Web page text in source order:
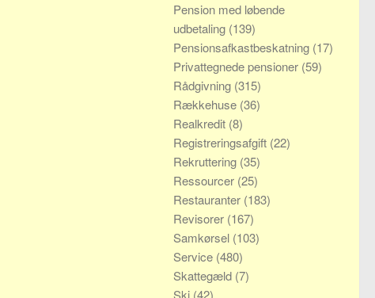
Pension med løbende
udbetaling (139)
Pensionsafkastbeskatning (17)
Privattegnede pensioner (59)
Rådgivning (315)
Rækkehuse (36)
Realkredit (8)
Registreringsafgift (22)
Rekruttering (35)
Ressourcer (25)
Restauranter (183)
Revisorer (167)
Samkørsel (103)
Service (480)
Skattegæld (7)
Ski (42)